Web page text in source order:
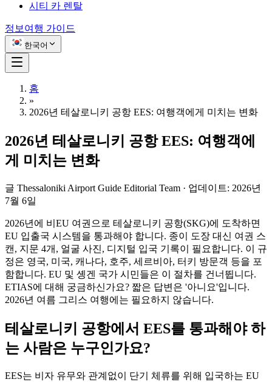
시티 카 렌탈
정보 여행 가이드
한국어
홈
»
2026년 테살로니키 공항 EES: 여행객에게 미치는 변화
2026년 테살로니키 공항 EES: 여행객에
게 미치는 변화
글 Thessaloniki Airport Guide Editorial Team · 업데이트: 2026년
7월 6일
2026년에 비EU 여권으로 테살로니키 공항(SKG)에 도착하면
EU 입출국 시스템을 통과해야 합니다. 종이 도장 대신 여권 스
캔, 지문 4개, 얼굴 사진, 디지털 입국 기록이 필요합니다. 이 규
정은 영국, 미국, 캐나다, 호주, 세르비아, 터키 방문객 등을 포
함합니다. EU 및 솅겐 국가 시민들은 이 절차를 건너뜁니다.
ETIAS에 대해 궁금하신가요? 짧은 답변은 '아니요'입니다.
2026년 여름 그리스 여행에는 필요하지 않습니다.
테살로니키 공항에서 EES를 통과해야 하
는 사람은 누구인가요?
EES는 비자 유무와 관계없이 단기 체류를 위해 입국하는 EU